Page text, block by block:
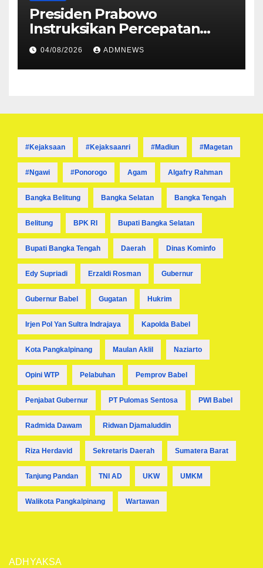
Presiden Prabowo
Instruksikan Percepatan
Penanganan Penyelesaian
Pemadamam Listrik di
Sejumlah Wilayah
04/08/2026 ADMNEWS
#kejaksaan #kejaksaanri #madiun #magetan
#ngawi #ponorogo Agam Algafry Rahman
Bangka Belitung Bangka Selatan Bangka Tengah
Belitung BPK RI Bupati Bangka Selatan
Bupati Bangka Tengah Daerah Dinas Kominfo
Edy Supriadi Erzaldi Rosman Gubernur
Gubernur Babel Gugatan Hukrim
Irjen Pol Yan Sultra Indrajaya Kapolda Babel
Kota Pangkalpinang Maulan Aklil Naziarto
Opini WTP Pelabuhan Pemprov Babel
Penjabat Gubernur PT Pulomas Sentosa PWI Babel
Radmida Dawam Ridwan Djamaluddin
Riza Herdavid Sekretaris Daerah Sumatera Barat
Tanjung Pandan TNI AD UKW UMKM
Walikota Pangkalpinang Wartawan
ADHYAKSA